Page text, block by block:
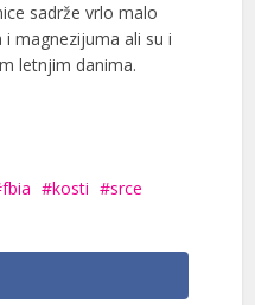
sadrže vrlo malo
magnezijuma ali su i
letnjim danima.
fbia kosti
srce